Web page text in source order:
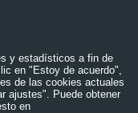
y estadísticos a fin de
en "Estoy de acuerdo",
de las cookies actuales
ajustes". Puede obtener
en